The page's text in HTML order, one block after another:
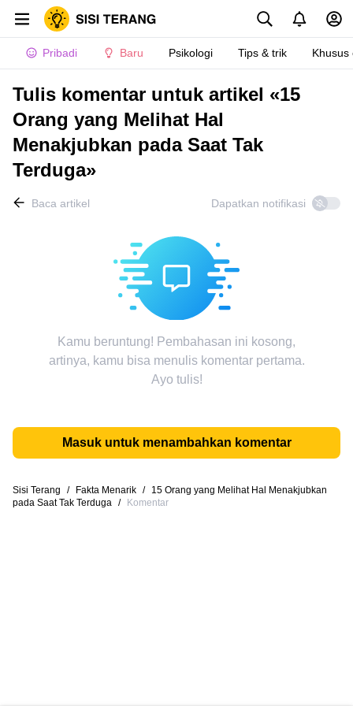
Pribadi Baru Psikologi Tips & trik Khusus
Tulis komentar untuk artikel «15
Orang yang Melihat Hal
Menakjubkan pada Saat Tak
Terduga»
Baca artikel Dapatkan notifikasi
Kamu beruntung! Pembahasan ini kosong,
artinya, kamu bisa menulis komentar pertama.
Ayo tulis!
Masuk untuk menambahkan komentar
Sisi Terang / Fakta Menarik /
15 Orang yang Melihat Hal Menakjubkan
pada Saat Tak Terduga / Komentar